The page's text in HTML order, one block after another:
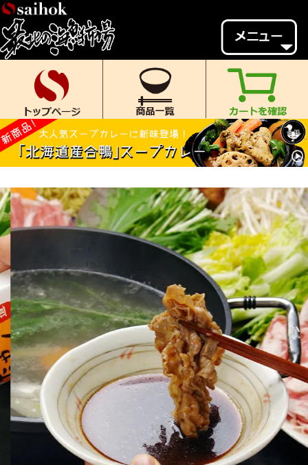
会員様メニュー
ゲスト
様、
いらっしゃいませ。
ご来店ありがとうございます。
新規会員登録 ログイン
MYページ MYクーポン
ポイント履歴 お気に入り
レビュー投稿 閲覧履歴
当店について
初めての方へ 送料・お支払い
返品について ご利用ガイド
メルマガ登録 お問合せ
特定商取引法表示 個人情報の取扱い